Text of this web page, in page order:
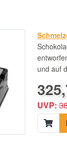
und auf
UVP: